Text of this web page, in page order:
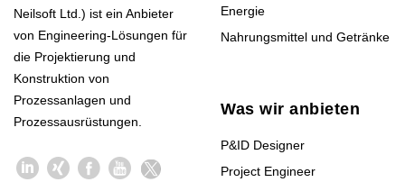
Neilsoft Ltd.) ist ein Anbieter
von Engineering-Lösungen für
die Projektierung und
Konstruktion von
Prozessanlagen und
Prozessausrüstungen.
Energie
Nahrungsmittel und Getränke
Was wir anbieten
P&ID Designer
Project Engineer